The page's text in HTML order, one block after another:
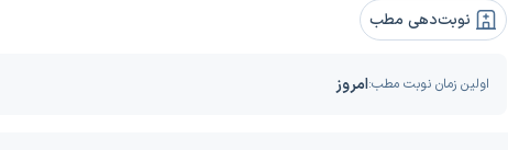
نوبت‌دهی مطب
اولین زمان نوبت مطب:امروز